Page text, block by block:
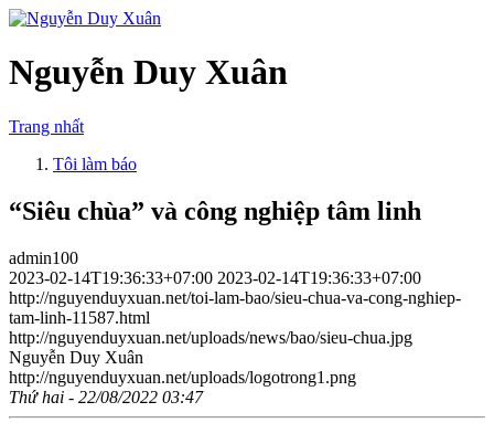
Nguyễn Duy Xuân
Trang nhất
Tôi làm báo
“Siêu chùa” và công nghiệp tâm linh
admin100
2023-02-14T19:36:33+07:00 2023-02-14T19:36:33+07:00
http://nguyenduyxuan.net/toi-lam-bao/sieu-chua-va-cong-nghiep-
tam-linh-11587.html
http://nguyenduyxuan.net/uploads/news/bao/sieu-chua.jpg
Nguyễn Duy Xuân
http://nguyenduyxuan.net/uploads/logotrong1.png
Thứ hai - 22/08/2022 03:47